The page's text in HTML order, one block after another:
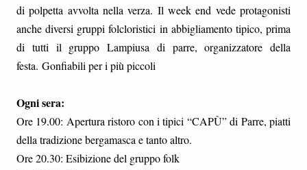
di polpetta avvolta nella verza. Il week end vede protagonisti
anche diversi gruppi folcloristici in abbigliamento tipico, prima
di tutti il gruppo Lampiusa di parre, organizzatore della
festa. Gonfiabili per i più piccoli
Ogni sera:
Ore 19.00: Apertura ristoro con i tipici “CAPÙ” di Parre, piatti
della tradizione bergamasca e tanto altro.
Ore 20.30: Esibizione del gruppo folk